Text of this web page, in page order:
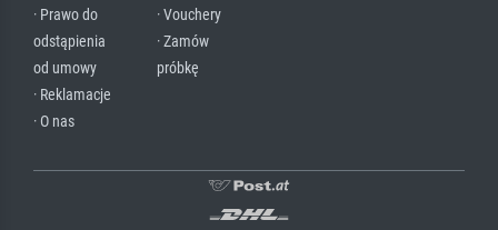
· Prawo do
odstąpienia
od umowy
· Reklamacje
· O nas
· Vouchery
· Zamów
próbkę